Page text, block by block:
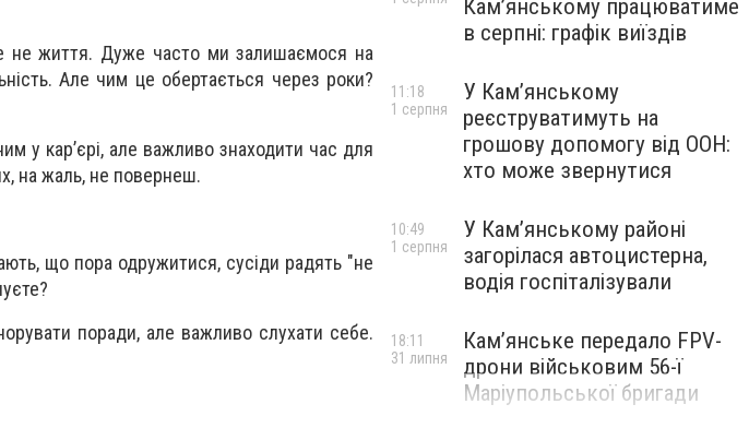
не життя. Дуже часто ми залишаємося на
Але чим це обертається через роки?
у кар’єрі, але важливо знаходити час для
на жаль, не повернеш.
що пора одружитися, сусіди радять "не
поради, але важливо слухати себе.
Кам’янському працюватиме
в серпні: графік виїздів
У Кам’янському
реєструватимуть на
грошову допомогу від ООН:
хто може звернутися
11:18
1 серпня
У Кам’янському районі
загорілася автоцистерна,
водія госпіталізували
10:49
1 серпня
Кам’янське передало FPV-
дрони військовим 56-ї
Маріупольської бригади
18:11
31 липня